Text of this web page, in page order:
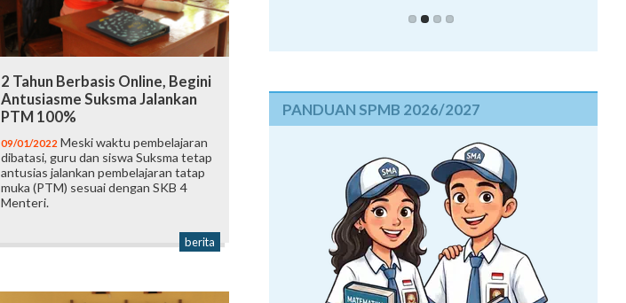
2 Tahun Berbasis Online, Begini
Antusiasme Suksma Jalankan
PTM 100%
09/01/2022 Meski waktu pembelajaran
dibatasi, guru dan siswa Suksma tetap
antusias jalankan pembelajaran tatap
muka (PTM) sesuai dengan SKB 4
Menteri.
berita
PANDUAN SPMB 2026/2027